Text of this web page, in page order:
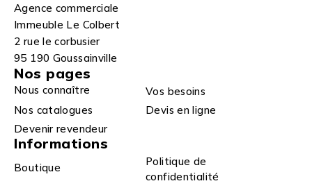
Agence commerciale
Immeuble Le Colbert
2 rue le corbusier
95 190 Goussainville
Nos pages
Nous connaître
Vos besoins
Nos catalogues
Devis en ligne
Devenir revendeur
Informations
Boutique
Politique de
confidentialité